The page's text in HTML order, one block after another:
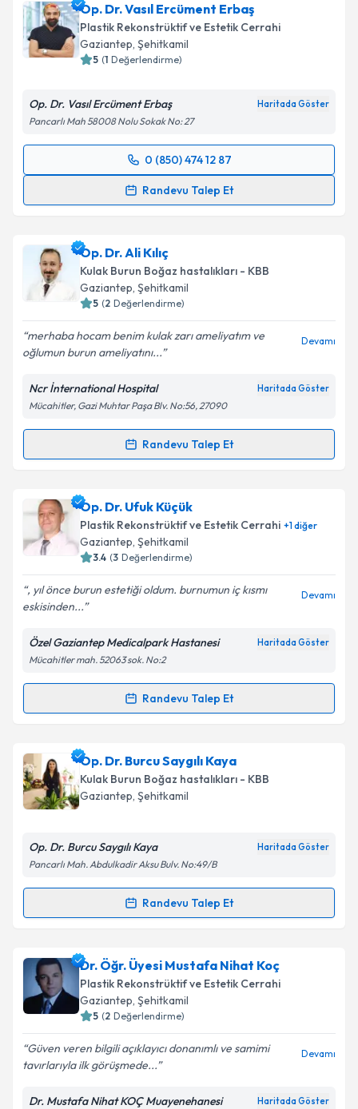
Op. Dr. Vasıl Ercüment Erbaş
Plastik Rekonstrüktif ve Estetik Cerrahi
Gaziantep, Şehitkamil
5 (1 Değerlendirme)
Op. Dr. Vasıl Ercüment Erbaş Haritada Göster
Pancarlı Mah 58008 Nolu Sokak No: 27
0 (850) 474 12 87
Randevu Talep Et
Randevu Takvimi Talebi
için bir takvim hazırlandığında e-posta ile
bilgilendireceğiz.
E-posta Adresiniz
Metni'ni okudum ve kişisel verilerimin belirtilen
kapsamda işlenmesini kabul ediyorum.
Takvim Talebini Gönder
Op. Dr. Ali Kılıç
Kulak Burun Boğaz hastalıkları - KBB
Gaziantep, Şehitkamil
5 (2 Değerlendirme)
merhaba hocam benim kulak zarı ameliyatım ve
oğlumun burun ameliyatını...
Devamı
Ncr İnternational Hospital Haritada Göster
Mücahitler, Gazi Muhtar Paşa Blv. No:56, 27090
Randevu Talep Et
Randevu Takvimi Talebi
Op. Dr. Ali Kılıçiçin randevu takvimi talebi oluşturun.
Size bu uzmandan randevu almanız için bir takvim
hazırlandığında e-posta ile bilgilendireceğiz.
Kişisel verilerimin işlenmesine ilişkin
Aydınlatma
Metni'ni okudum ve kişisel verilerimin belirtilen
kapsamda işlenmesini kabul ediyorum.
Op. Dr. Ufuk Küçük
Plastik Rekonstrüktif ve Estetik Cerrahi +1diğer
Gaziantep, Şehitkamil
3.4 (3 Değerlendirme)
, yıl önce burun estetiği oldum. burnumun iç kısmı
eskisinden...
Devamı
Özel Gaziantep Medicalpark Hastanesi Haritada Göster
Mücahitler mah. 52063 sok. No:2
Randevu Talep Et
Randevu Takvimi Talebi
Op. Dr. Ufuk Küçükiçin randevu takvimi talebi
oluşturun. Size bu uzmandan randevu almanız için bir
takvim hazırlandığında e-posta ile bilgilendireceğiz.
Kişisel verilerimin işlenmesine ilişkin
Metni'ni okudum ve kişisel verilerimin belirtilen
Takvim Talebini Gönder
Op. Dr. Burcu Saygılı Kaya
Kulak Burun Boğaz hastalıkları - KBB
Gaziantep, Şehitkamil
Op. Dr. Burcu Saygılı Kaya Haritada Göster
Pancarlı Mah. Abdulkadir Aksu Bulv. No:49/B
Randevu Talep Et
Randevu Takvimi Talebi
Op. Dr. Burcu Saygılı Kayaiçin randevu takvimi
talebi oluşturun. Size bu uzmandan randevu almanız
için bir takvim hazırlandığında e-posta ile
bilgilendireceğiz.
E-posta Adresiniz
Dr. Öğr. Üyesi Mustafa Nihat Koç
Plastik Rekonstrüktif ve Estetik Cerrahi
Gaziantep, Şehitkamil
5 (2 Değerlendirme)
Güven veren bilgili açıklayıcı donanımlı ve samimi
tavırlarıyla ilk görüşmede...
Devamı
Dr. Mustafa Nihat KOÇ Muayenehanesi Haritada Göster